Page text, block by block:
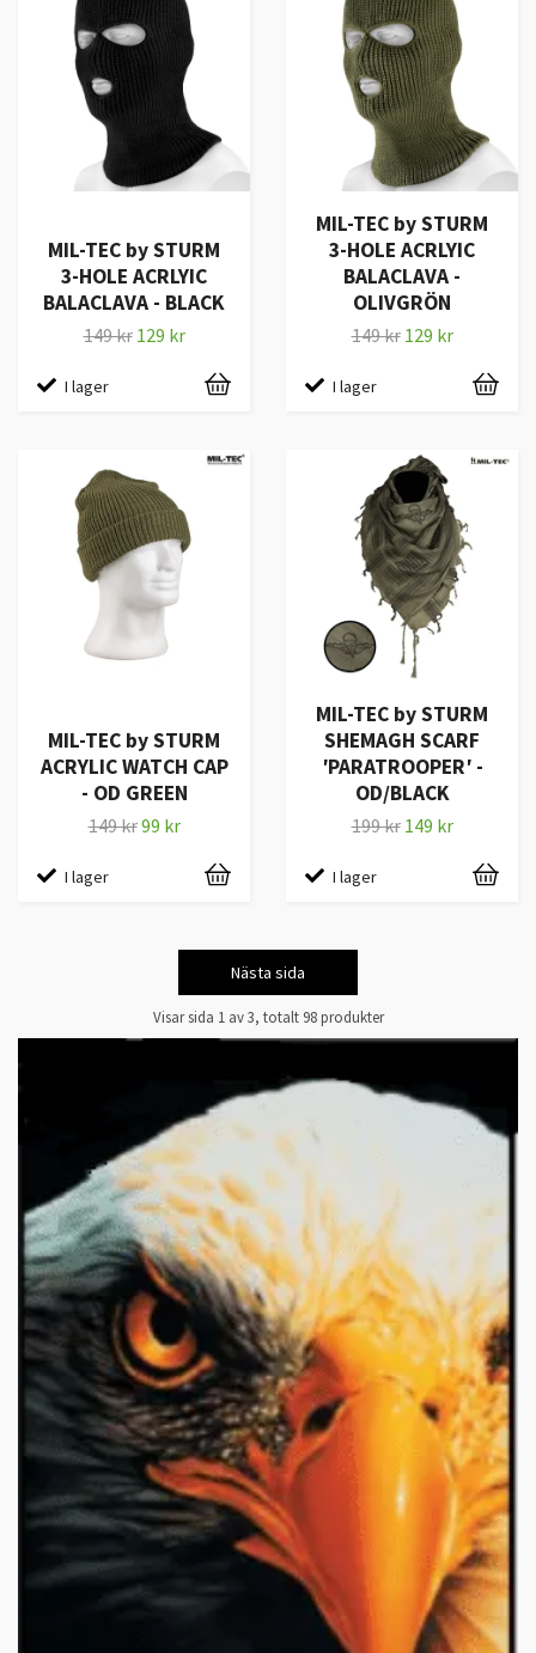
MIL-TEC by STURM
3-HOLE ACRLYIC
BALACLAVA - BLACK
149 kr 129 kr
I lager
MIL-TEC by STURM
3-HOLE ACRLYIC
BALACLAVA -
OLIVGRÖN
149 kr 129 kr
I lager
MIL-TEC by STURM
ACRYLIC WATCH CAP
- OD GREEN
149 kr99 kr
I lager
MIL-TEC by STURM
SHEMAGH SCARF
′PARATROOPER′ -
OD/BLACK
199 kr 149 kr
I lager
Nästa sida
Visar sida 1 av 3, totalt 98 produkter